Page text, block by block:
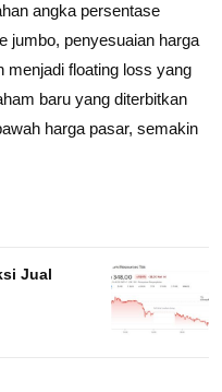
angka persentase
jumbo, penyesuaian harga
menjadi floating loss yang
baru yang diterbitkan
harga pasar, semakin
Jual